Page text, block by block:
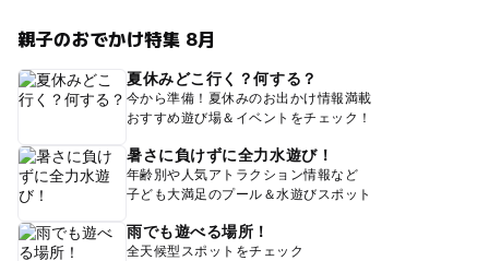
親子のおでかけ特集 8月
夏休みどこ行く？何する？
今から準備！夏休みのお出かけ情報満載
おすすめ遊び場＆イベントをチェック！
暑さに負けずに全力水遊び！
年齢別や人気アトラクション情報など
子ども大満足のプール＆水遊びスポット
雨でも遊べる場所！
全天候型スポットをチェック